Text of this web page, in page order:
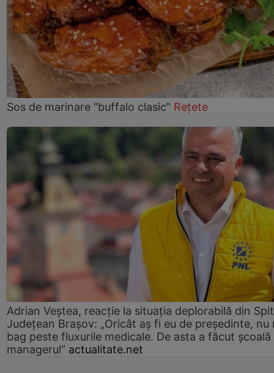
Sos de marinare "buffalo clasic" Rețete
Adrian Veștea, reacție la situația deplorabilă din
Județean Brașov: „Oricât aș fi eu de președinte, nu
bag peste fluxurile medicale. De asta a făcut școală
managerul” actualitate.net